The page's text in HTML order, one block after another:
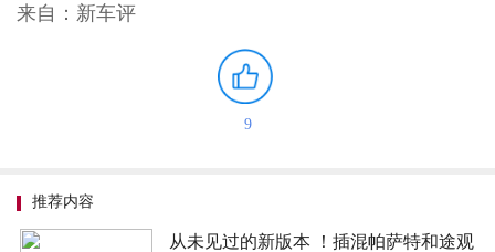
来自：新车评
9
推荐内容
从未见过的新版本 ！插混帕萨特和途观